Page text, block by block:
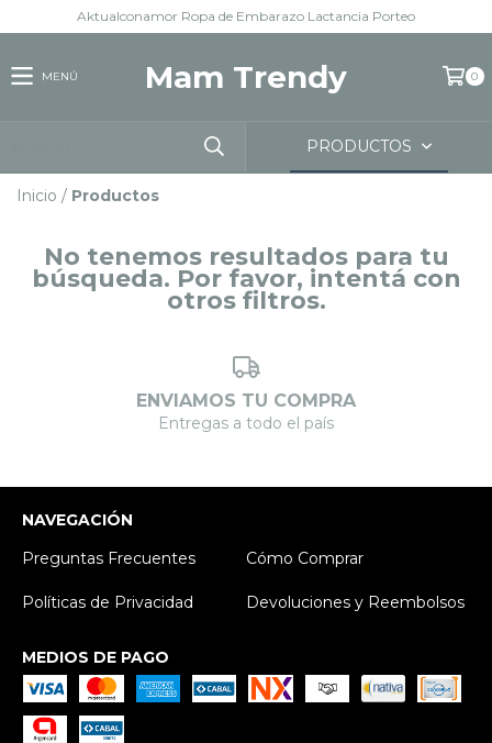
Aktualconamor Ropa de Embarazo Lactancia Porteo
MENÚ Mam Trendy 0
PRODUCTOS
Inicio / Productos
No tenemos resultados para tu
búsqueda. Por favor, intentá con
otros filtros.
ENVIAMOS TU COMPRA
Entregas a todo el país
NAVEGACIÓN
Preguntas Frecuentes
Cómo Comprar
Políticas de Privacidad Devoluciones y Reembolsos
MEDIOS DE PAGO